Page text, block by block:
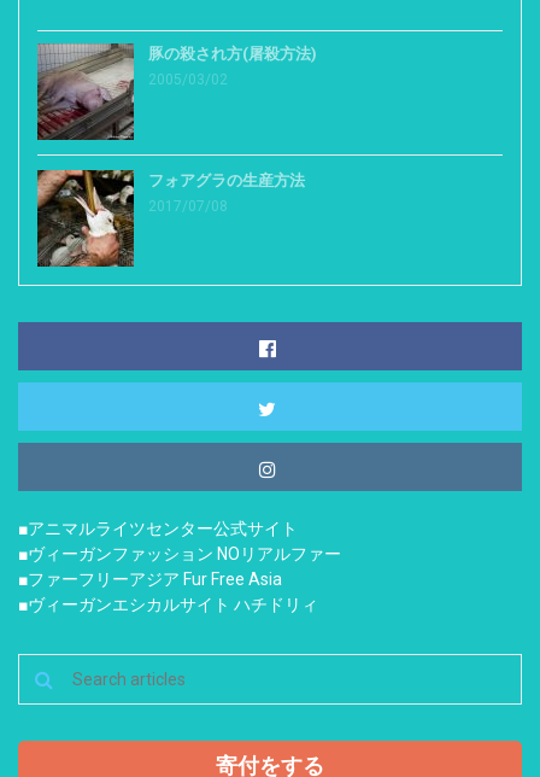
豚の殺され方(屠殺方法)
2005/03/02
フォアグラの生産方法
2017/07/08
■アニマルライツセンター公式サイト
■ヴィーガンファッション NOリアルファー
■ファーフリーアジア Fur Free Asia
■ヴィーガンエシカルサイト ハチドリィ
寄付をする